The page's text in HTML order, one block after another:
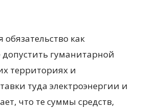
как
допустить гуманитарной
территориях и
туда электроэнергии и
что те суммы средств,